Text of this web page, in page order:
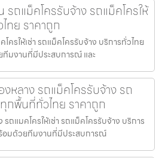
รถแม็คโครรับจ้าง รถแม็คโครให้
ทย ราคาถูก
ครให้เช่า รถแม็คโครรับจ้าง บริการทั่วไทย
ทีมงานที่มีประสบการณ์ และ
งหลาง รถแม็คโครรับจ้าง รถ
ทุกพื้นที่ทั่วไทย ราคาถูก
รถแมคโครให้เช่า รถแม็คโครรับจ้าง บริการ
อมด้วยทีมงานที่มีประสบการณ์